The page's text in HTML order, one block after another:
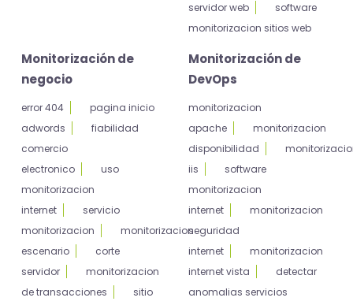
servidor web
software
monitorizacion sitios web
Monitorización de
negocio
error 404
pagina inicio
adwords
fiabilidad
comercio
electronico
uso
monitorizacion
internet
servicio
monitorizacion
monitorizacion
escenario
corte
servidor
monitorizacion
de transacciones
sitio
Monitorización de
DevOps
monitorizacion
apache
monitorizacion
disponibilidad
iis
software
monitorizacion
internet
monitorizacion
seguridad
internet
monitorizacion
internet vista
detectar
anomalias servicios